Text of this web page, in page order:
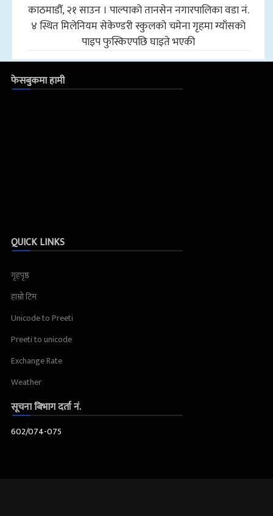
काठमाडौँ, २१ साउन । पाल्पाको तानसेन नगारपालिका वडा नं.
४ स्थित मिलेनियम सेकेण्डरी स्कुलको चमेना गृहमा ग्याँसको
पाइप फुस्किएपछि घाइते भएकी
फेसबुकमा हामी
QUICK LINKS
गृहपृष्ठ
हाम्रो टिम
Unicode to Preeti
Preeti to unicode
Exchange Rate
Weather
सूचना बिभाग दर्ता नं.
602/074-075